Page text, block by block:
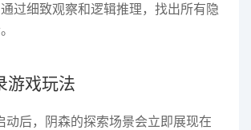
过细致观察和逻辑推理，找出所有隐
游戏玩法
动后，阴森的探索场景会立即展现在